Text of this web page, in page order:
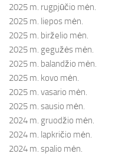
2025 m. rugpjūčio mėn.
2025 m. liepos mėn.
2025 m. birželio mėn.
2025 m. gegužės mėn.
2025 m. balandžio mėn.
2025 m. kovo mėn.
2025 m. vasario mėn.
2025 m. sausio mėn.
2024 m. gruodžio mėn.
2024 m. lapkričio mėn.
2024 m. spalio mėn.